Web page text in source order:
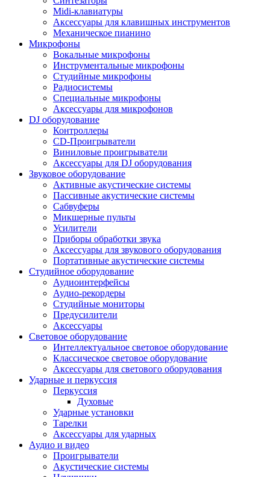
Midi-клавиатуры
Аксессуары для клавишных инструментов
Механическое пианино
Микрофоны
Вокальные микрофоны
Инструментальные микрофоны
Студийные микрофоны
Радиосистемы
Специальные микрофоны
Аксессуары для микрофонов
DJ оборудование
Контроллеры
CD-Проигрыватели
Виниловые проигрыватели
Аксессуары для DJ оборудования
Звуковое оборудование
Активные акустические системы
Пассивные акустические системы
Сабвуферы
Микшерные пульты
Усилители
Приборы обработки звука
Аксессуары для звукового оборудования
Портативные акустические системы
Студийное оборудование
Аудиоинтерфейсы
Аудио-рекордеры
Студийные мониторы
Предусилители
Аксессуары
Световое оборудование
Интеллектуальное световое оборудование
Классическое световое оборудование
Аксессуары для светового оборудования
Ударные и перкуссия
Перкуссия
Духовые
Ударные установки
Тарелки
Аксессуары для ударных
Аудио и видео
Проигрыватели
Акустические системы